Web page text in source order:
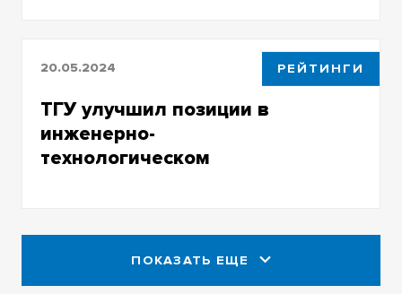
20.05.2024 РЕЙТИНГИ
ТГУ улучшил позиции в
инженерно-
технологическом
ПОКАЗАТЬ ЕЩЕ